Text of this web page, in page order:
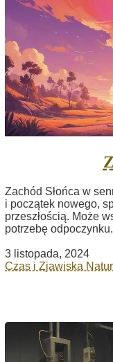
Zachód Słońca w
i początek nowego,
przeszłością. Może
potrzebę odpoczynku.
3 listopada, 2024
Czas i Zjawiska